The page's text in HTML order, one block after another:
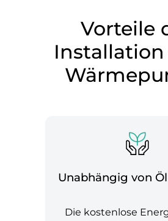
Vorteile
Unabhängig von
Die kostenlose